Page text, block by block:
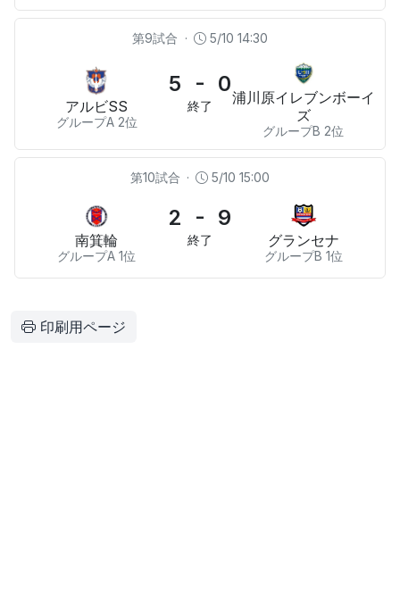
第9試合 · 5/10 14:30
アルビSS
グループA 2位
5 - 0
終了
浦川原イレブンボーイ
ズ
グループB 2位
第10試合 · 5/10 15:00
南箕輪
グループA 1位
2 - 9
終了 グランセナ
グループB 1位
印刷用ページ